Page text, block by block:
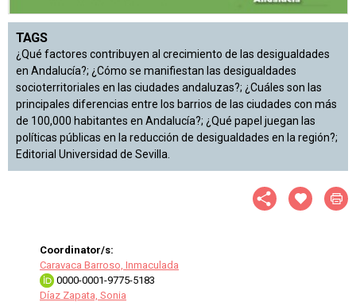
TAGS
¿Qué factores contribuyen al crecimiento de las desigualdades
en Andalucía?; ¿Cómo se manifiestan las desigualdades
socioterritoriales en las ciudades andaluzas?; ¿Cuáles son las
principales diferencias entre los barrios de las ciudades con más
de 100,000 habitantes en Andalucía?; ¿Qué papel juegan las
políticas públicas en la reducción de desigualdades en la región?;
Editorial Universidad de Sevilla.
Coordinator/s:
Caravaca Barroso, Inmaculada
0000-0001-9775-5183
Díaz Zapata, Sonia